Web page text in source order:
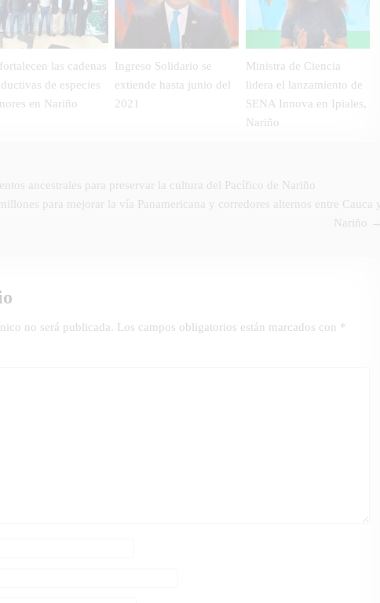
las cadenas
de especies
en Nariño
Ingreso Solidario se
extiende hasta junio del
2021
Ministra de Ciencia
lidera el lanzamiento de
SENA Innova en Ipiales,
Nariño
ancestrales para preservar la cultura del Pacífico de Nariño
para mejorar la vía Panamericana y corredores alternos entre Cauca y
Nariño →
no será publicada. Los campos obligatorios están marcados con *